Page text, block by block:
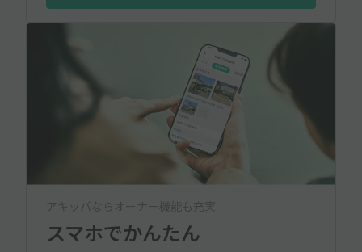
アキッパならオーナー機能も充実
スマホでかんたん